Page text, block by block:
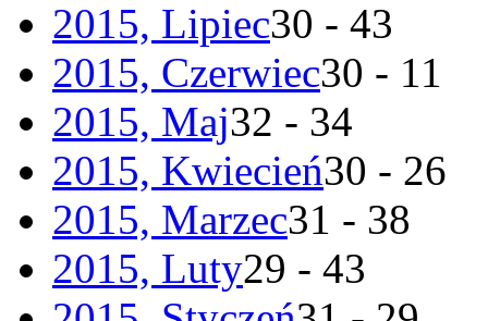
2015, Lipiec30 - 43
2015, Czerwiec30 - 11
2015, Maj32 - 34
2015, Kwiecień30 - 26
2015, Marzec31 - 38
2015, Luty29 - 43